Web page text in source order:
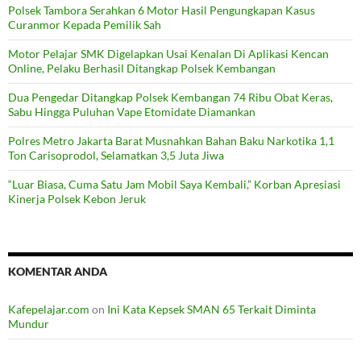
Polsek Tambora Serahkan 6 Motor Hasil Pengungkapan Kasus
Curanmor Kepada Pemilik Sah
Motor Pelajar SMK Digelapkan Usai Kenalan Di Aplikasi Kencan
Online, Pelaku Berhasil Ditangkap Polsek Kembangan
Dua Pengedar Ditangkap Polsek Kembangan 74 Ribu Obat Keras,
Sabu Hingga Puluhan Vape Etomidate Diamankan
Polres Metro Jakarta Barat Musnahkan Bahan Baku Narkotika 1,1
Ton Carisoprodol, Selamatkan 3,5 Juta Jiwa
“Luar Biasa, Cuma Satu Jam Mobil Saya Kembali,” Korban Apresiasi
Kinerja Polsek Kebon Jeruk
KOMENTAR ANDA
Kafepelajar.com on Ini Kata Kepsek SMAN 65 Terkait Diminta
Mundur